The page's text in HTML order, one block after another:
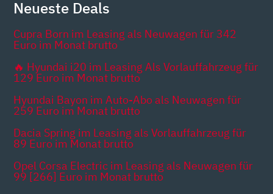
Neueste Deals
Cupra Born im Leasing als Neuwagen für 342
Euro im Monat brutto
🔥 Hyundai i20 im Leasing Als Vorlauffahrzeug für
129 Euro im Monat brutto
Hyundai Bayon im Auto-Abo als Neuwagen für
259 Euro im Monat brutto
Dacia Spring im Leasing als Vorlauffahrzeug für
89 Euro im Monat brutto
Opel Corsa Electric im Leasing als Neuwagen für
99 [266] Euro im Monat brutto